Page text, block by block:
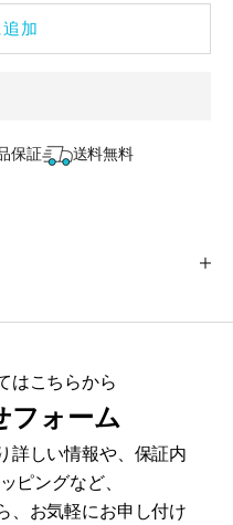
加
保証
送料無料
はこちらから
フォーム
詳しい情報や、保証内
ピングなど、
、お気軽にお申し付け